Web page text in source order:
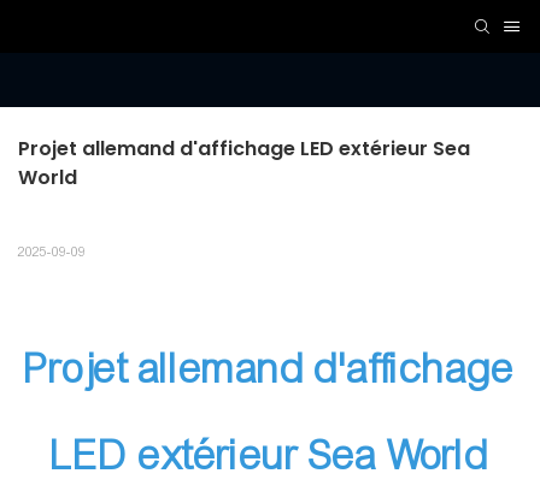
Projet allemand d'affichage LED extérieur Sea
World
2025-09-09
Projet allemand d'affichage
LED extérieur Sea World